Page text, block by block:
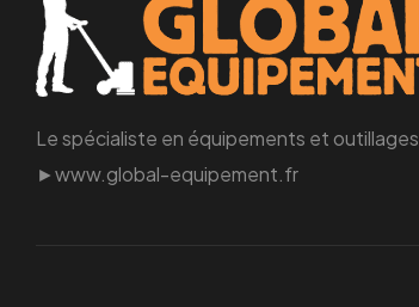
Le spécialiste en équipements et
►www.global-equipement.fr